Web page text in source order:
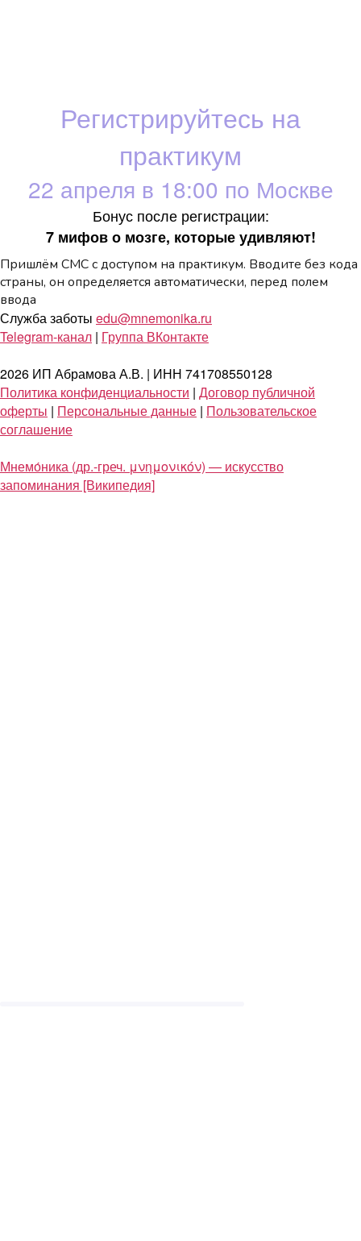
Регистрируйтесь на
практикум
22 апреля в 18:00 по Москве
Бонус после регистрации:
7 мифов о мозге, которые удивляют!
Пришлём СМС с доступом на практикум. Вводите без кода
страны, он определяется автоматически, перед полем
ввода
Служба заботы edu@mnemonika.ru
Telegram-канал | Группа ВКонтакте
2026 ИП Абрамова А.В. | ИНН 741708550128
Политика конфиденциальности | Договор публичной
оферты | Персональные данные | Пользовательское
соглашение
Мнемо́ника (др.-греч. μνημονικόν) — искусство
запоминания [Википедия]